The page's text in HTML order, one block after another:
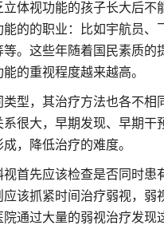
立体视功能的孩子长大后不
能的的职业：比如宇航员、
等。这些年随着国民素质的
的重视程度越来越高。
类型，其治疗方法也各不相
系很大，早期发现、早期干
，降低治疗的难度。
视首先应该检查是否同时患
该抓紧时间治疗弱视，弱
院通过大量的弱视治疗发现